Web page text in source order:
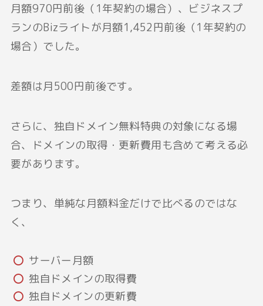
月額970円前後（1年契約の場合）、ビジネスプ
ランのBizライトが月額1,452円前後（1年契約の
場合）でした。
差額は月500円前後です。
さらに、独自ドメイン無料特典の対象になる場
合、ドメインの取得・更新費用も含めて考える必
要があります。
つまり、単純な月額料金だけで比べるのではな
く、
サーバー月額
独自ドメインの取得費
独自ドメインの更新費